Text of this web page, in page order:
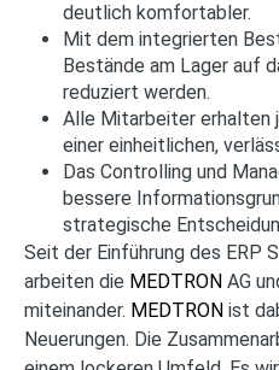
deutlich komfortabler.
Mit dem integrierten
Bestände am Lager auf
reduziert werden.
Alle Mitarbeiter erhalten
einer einheitlichen,
Das Controlling und
bessere
strategische
Seit der Einführung des ERP
arbeiten die MEDTRON AG
miteinander. MEDTRON ist
Neuerungen. Die